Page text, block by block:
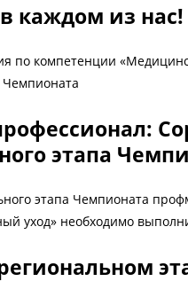
каждом из нас!
по компетенции
Чемпионата
этапа
этапа Чемпионата
уход» необходимо